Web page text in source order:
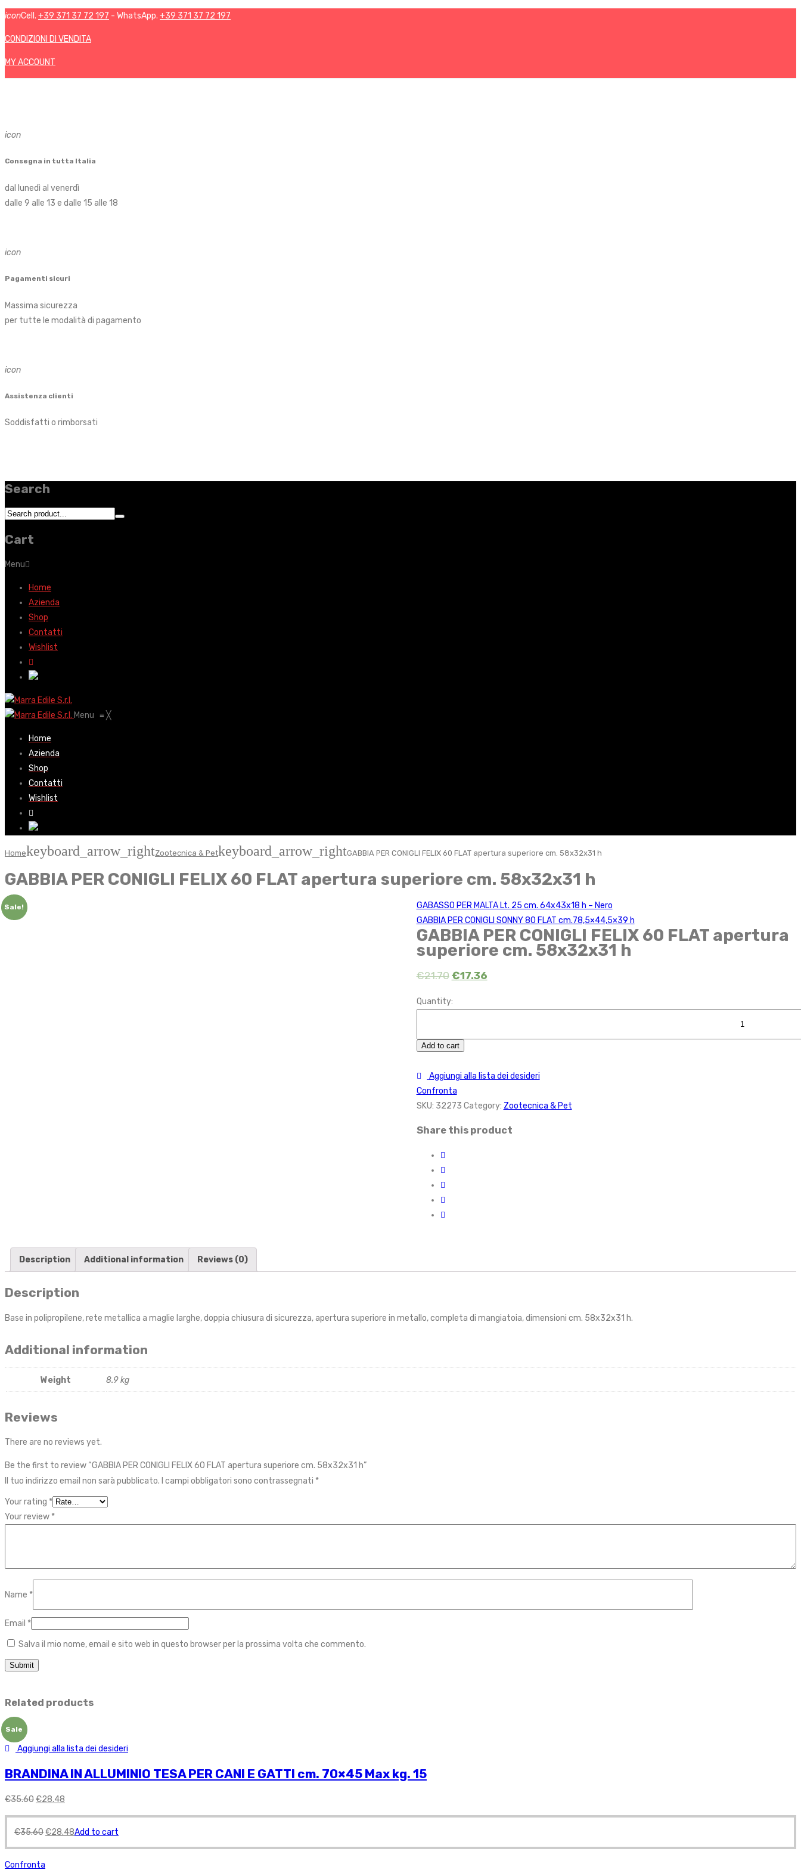
iconCell. +39 371 37 72 197 - WhatsApp. +39 371 37 72 197
CONDIZIONI DI VENDITA
MY ACCOUNT
icon
Consegna in tutta Italia
dal lunedì al venerdì
dalle 9 alle 13 e dalle 15 alle 18
icon
Pagamenti sicuri
Massima sicurezza
per tutte le modalità di pagamento
icon
Assistenza clienti
Soddisfatti o rimborsati
Search
Cart
Menu
Home
Azienda
Shop
Contatti
Wishlist
Menu ≡╳
Home
Azienda
Shop
Contatti
Wishlist
Homekeyboard_arrow_rightZootecnica & Petkeyboard_arrow_rightGABBIA PER CONIGLI FELIX 60 FLAT apertura superiore cm. 58x32x31 h
GABBIA PER CONIGLI FELIX 60 FLAT apertura superiore cm. 58x32x31 h
Sale!
GABASSO PER MALTA Lt. 25 cm. 64x43x18 h – Nero
GABBIA PER CONIGLI SONNY 80 FLAT cm.78,5×44,5×39 h
GABBIA PER CONIGLI FELIX 60 FLAT apertura
superiore cm. 58x32x31 h
€21.70 €17.36
Quantity:
Add to cart
Aggiungi alla lista dei desideri
Confronta
SKU: 32273 Category: Zootecnica & Pet
Share this product
Description Additional information Reviews (0)
Description
Base in polipropilene, rete metallica a maglie larghe, doppia chiusura di sicurezza, apertura superiore in metallo, completa di mangiatoia, dimensioni cm. 58x32x31 h.
Additional information
Weight 8.9 kg
Reviews
There are no reviews yet.
Be the first to review “GABBIA PER CONIGLI FELIX 60 FLAT apertura superiore cm. 58x32x31 h”
Il tuo indirizzo email non sarà pubblicato. I campi obbligatori sono contrassegnati *
Your rating *
Your review *
Name *
Email *
Salva il mio nome, email e sito web in questo browser per la prossima volta che commento.
Related products
Sale
Aggiungi alla lista dei desideri
BRANDINA IN ALLUMINIO TESA PER CANI E GATTI cm. 70×45 Max kg. 15
€35.60€28.48
€35.60€28.48Add to cart
Confronta